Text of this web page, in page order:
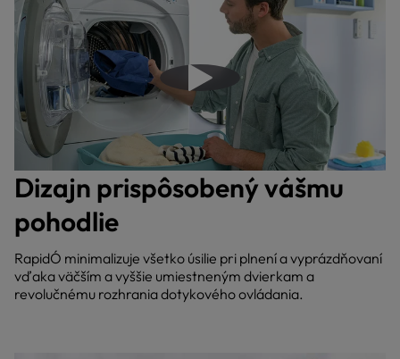
Prehrať video
Dizajn prispôsobený vášmu
pohodlie
RapidÓ minimalizuje všetko úsilie pri plnení a vyprázdňovaní
vďaka väčším a vyššie umiestneným dvierkam a
revolučnému rozhrania dotykového ovládania.